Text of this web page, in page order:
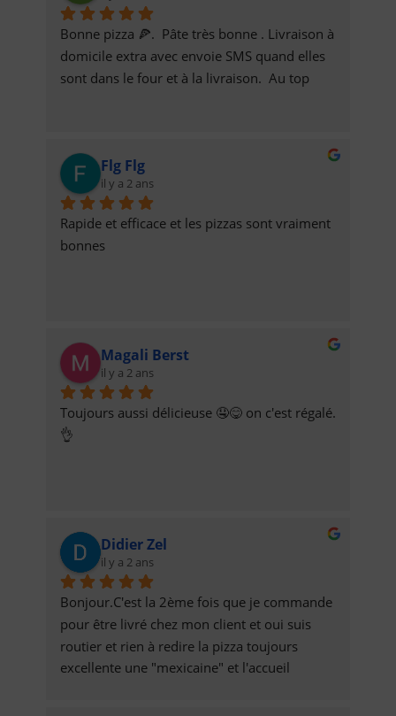
Bonne pizza 🍕.  Pâte très bonne . Livraison à
domicile extra avec envoie SMS quand elles
sont dans le four et à la livraison.  Au top
Flg Flg
il y a 2 ans
Rapide et efficace et les pizzas sont vraiment
bonnes
Magali Berst
il y a 2 ans
Toujours aussi délicieuse 🤤😋 on c'est régalé.
👌
Didier Zel
il y a 2 ans
Bonjour.C'est la 2ème fois que je commande
pour être livré chez mon client et oui suis
routier et rien à redire la pizza toujours
excellente une "mexicaine" et l'accueil